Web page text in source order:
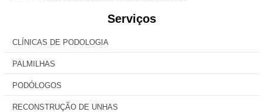
Serviços
CLÍNICAS DE PODOLOGIA
PALMILHAS
PODÓLOGOS
RECONSTRUÇÃO DE UNHAS